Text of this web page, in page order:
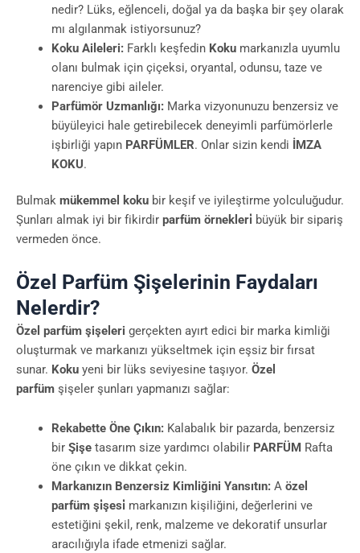
nedir? Lüks, eğlenceli, doğal ya da başka bir şey olarak
mı algılanmak istiyorsunuz?
Koku Aileleri:Farklı keşfedin Kokumarkanızla uyumlu
olanı bulmak için çiçeksi, oryantal, odunsu, taze ve
narenciye gibi aileler.
Parfümör Uzmanlığı:Marka vizyonunuzu benzersiz ve
büyüleyici hale getirebilecek deneyimli parfümörlerle
işbirliği yapın PARFÜMLER. Onlar sizin kendi İMZA
KOKU.
Bulmak mükemmel koku bir keşif ve iyileştirme yolculuğudur.
Şunları almak iyi bir fikirdir parfüm örnekleri̇ büyük bir sipariş
vermeden önce.
Özel Parfüm Şişelerinin Faydaları
Nelerdir?
Özel parfüm şişeleri gerçekten ayırt edici bir marka kimliği
oluşturmak ve markanızı yükseltmek için eşsiz bir fırsat
sunar. Koku yeni bir lüks seviyesine taşıyor. Özel
parfüm şişeler şunları yapmanızı sağlar:
Rekabette Öne Çıkın:Kalabalık bir pazarda, benzersiz
bir Şişetasarım size yardımcı olabilir PARFÜM Rafta
öne çıkın ve dikkat çekin.
Markanızın Benzersiz Kimliğini Yansıtın:A özel
parfüm şi̇şesi̇ markanızın kişiliğini, değerlerini ve
estetiğini şekil, renk, malzeme ve dekoratif unsurlar
aracılığıyla ifade etmenizi sağlar.